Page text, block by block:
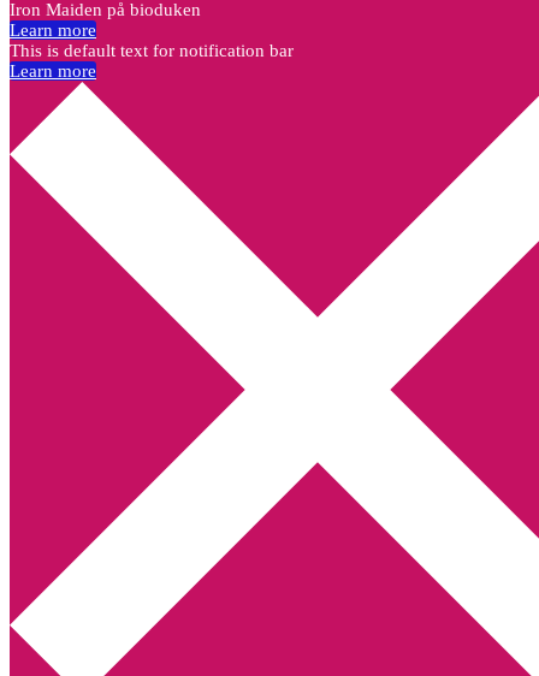
Iron Maiden på bioduken
Learn more
This is default text for notification bar
Learn more